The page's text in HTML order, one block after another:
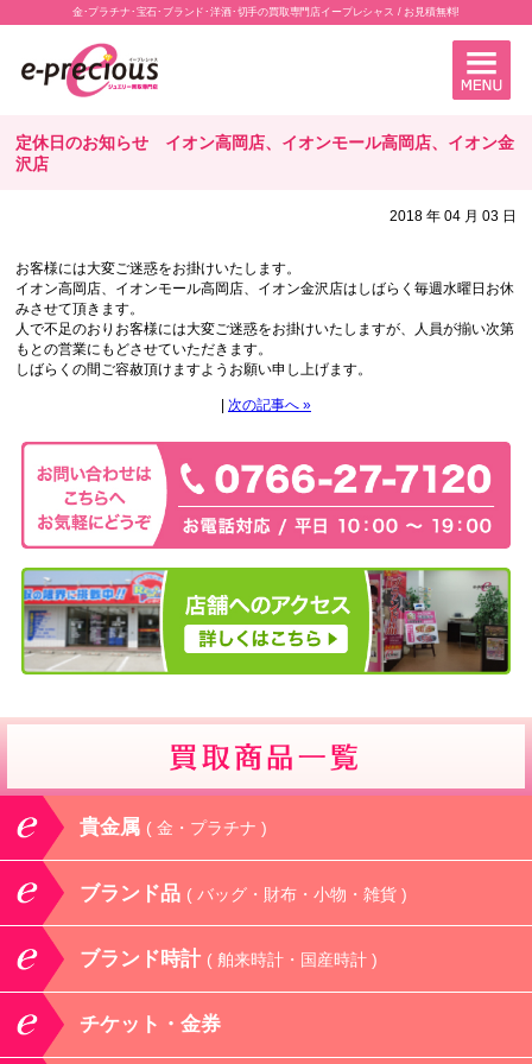
金･プラチナ･宝石･ブランド･洋酒･切手の買取専門店イープレシャス / お見積無料!
定休日のお知らせ イオン高岡店、イオンモール高岡店、イオン金
沢店
2018 年 04 月 03 日
お客様には大変ご迷惑をお掛けいたします。
イオン高岡店、イオンモール高岡店、イオン金沢店はしばらく毎週水曜日お休
みさせて頂きます。
人で不足のおりお客様には大変ご迷惑をお掛けいたしますが、人員が揃い次第
もとの営業にもどさせていただきます。
しばらくの間ご容赦頂けますようお願い申し上げます。
次の記事へ »
貴金属 ( 金・プラチナ )
ブランド品 ( バッグ・財布・小物・雑貨 )
ブランド時計 ( 舶来時計・国産時計 )
チケット・金券